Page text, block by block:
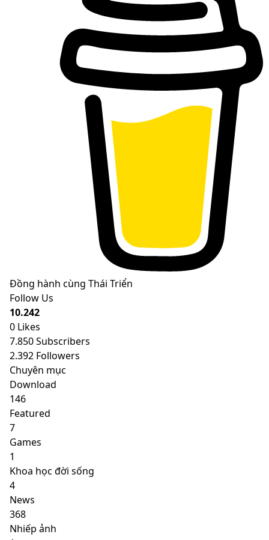
Đồng hành cùng Thái Triển
Follow Us
10.242
0 Likes
7.850Subscribers
2.392 Followers
Chuyên mục
Download
146
Featured
7
Games
1
Khoa học đời sống
4
News
368
Nhiếp ảnh